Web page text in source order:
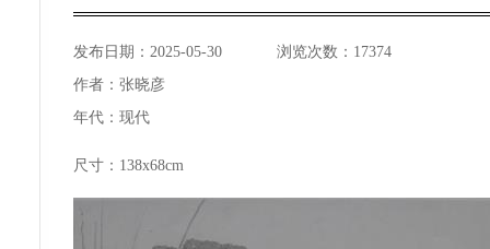
发布日期： 2025-05-30 浏览次数： 17374
作者： 张晓彦
年代： 现代
尺寸：138x68cm